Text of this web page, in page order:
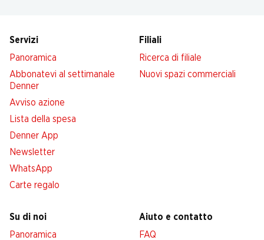
Servizi
Panoramica
Abbonatevi al settimanale
Denner
Avviso azione
Lista della spesa
Denner App
Newsletter
WhatsApp
Carte regalo
Filiali
Ricerca di filiale
Nuovi spazi commerciali
Su di noi
Panoramica
Aiuto e contatto
FAQ